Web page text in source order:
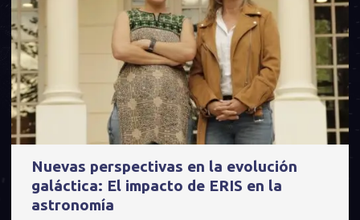
Nuevas perspectivas en la evolución
galáctica: El impacto de ERIS en la
astronomía